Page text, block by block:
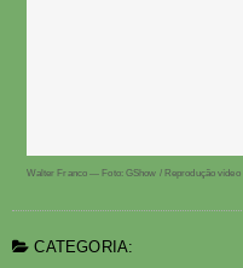
Walter Franco — Foto: GShow / Reprodução vídeo
CATEGORIA: